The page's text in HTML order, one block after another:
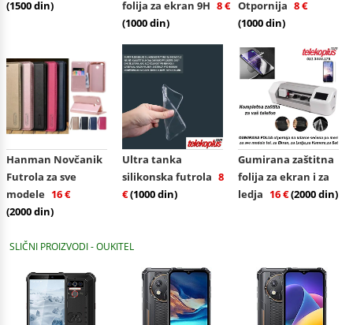
(1500 din)
folija za ekran 9H 8 €
(1000 din)
Otpornija 8 €
(1000 din)
Hanman Novčanik
Futrola za sve
modele 16 €
(2000 din)
Ultra tanka
silikonska futrola 8
€(1000 din)
Gumirana zaštitna
folija za ekran i za
ledja 16 €(2000 din)
SLIČNI PROIZVODI - OUKITEL